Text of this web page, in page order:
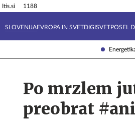
Itis.si 1188
SLOVENIJAEVROPA IN SVETDIGISVETPOSEL
Tehnik
Po mrzlem
preobrat